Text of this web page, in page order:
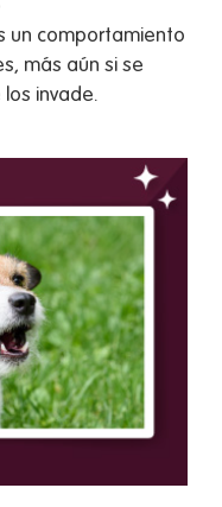
un comportamiento
más aún si se
invade.